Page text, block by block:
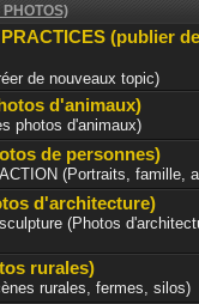
(publier
de nouveaux topic)
d'animaux)
photos d'animaux)
de personnes)
(Portraits, famille,
d'architecture)
(Photos
rurales)
rurales, fermes, silos)